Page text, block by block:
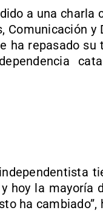
a una
Comunicación
ha repasado
hoy la mayoría
ha cambiado”,